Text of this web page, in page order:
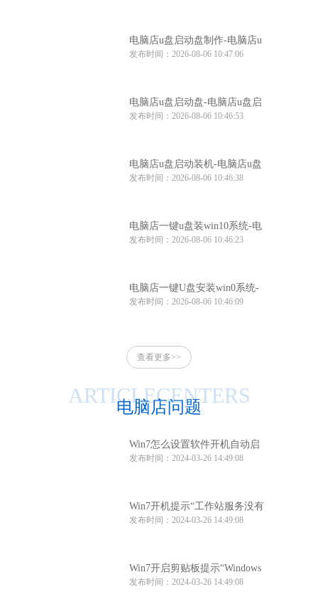
电脑店u盘启动盘制作-电脑店u
盘启动工具怎么用
发布时间：2026-08-06 10:47:06
电脑店u盘启动盘-电脑店u盘启
动盘制作步骤
发布时间：2026-08-06 10:46:53
电脑店u盘启动装机-电脑店u盘
启动装机工具推荐
发布时间：2026-08-06 10:46:38
电脑店一键u盘装win10系统-电
脑店win10系统一键u盘安装
发布时间：2026-08-06 10:46:23
电脑店一键U盘安装win0系统-
电脑店一键u盘安装系统win10
发布时间：2026-08-06 10:46:09
查看更多>>
电脑店问题
ARTICLECENTERS
Win7怎么设置软件开机自动启
动？Win7软件开机自动启动设
发布时间：2024-03-26 14:49:08
Win7开机提示“工作站服务没有
启动”怎么办？
发布时间：2024-03-26 14:49:08
Win7开启剪贴板提示“Windows
找不到clipbrd.exe文件”怎么办
发布时间：2024-03-26 14:49:08